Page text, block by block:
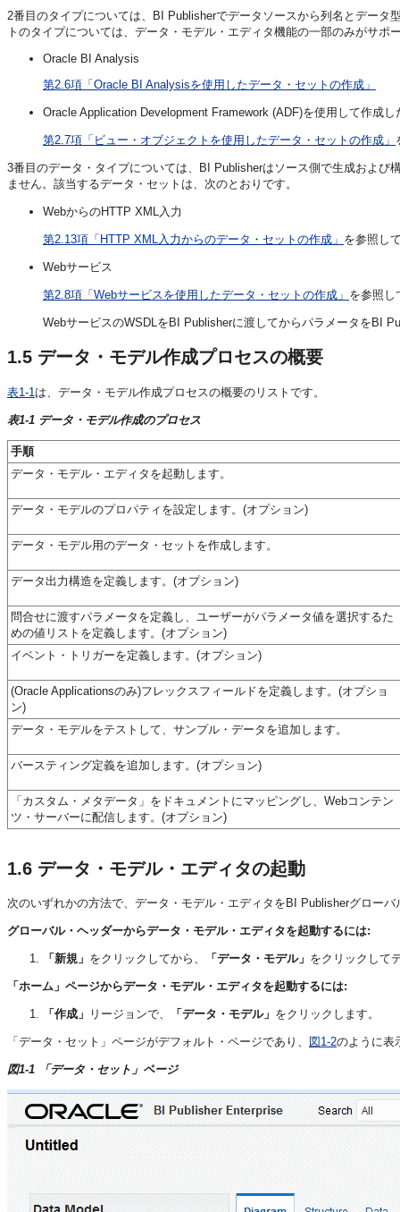
2番目のタイプについては、BI Publisherでデータソースから列名とデー
トのタイプについては、データ・モデル・エディタ機能の一部のみがサ
Oracle BI Analysis
第2.6項「Oracle BI Analysisを使用したデータ・セットの作成」
Oracle Application Development Framework (ADF)を使用して作成
第2.7項「ビュー・オブジェクトを使用したデータ・セットの作成」
3番目のデータ・タイプについては、BI Publisherはソース側で生成およ
ません。該当するデータ・セットは、次のとおりです。
WebからのHTTP XML入力
第2.13項「HTTP XML入力からのデータ・セットの作成」 を参照し
Webサービス
第2.8項「Webサービスを使用したデータ・セットの作成」 を参照し
WebサービスのWSDLをBI Publisherに渡してからパラメータをBI
1.5 データ・モデル作成プロセスの概要
表1-1 は、データ・モデル作成プロセスの概要のリストです。
表1-1 データ・モデル作成のプロセス
手順
データ・モデル・エディタを起動します。
データ・モデルのプロパティを設定します。(オプション)
データ・モデル用のデータ・セットを作成します。
データ出力構造を定義します。(オプション)
問合せに渡すパラメータを定義し、ユーザーがパラメータ値を選択するた
めの値リストを定義します。(オプション)
イベント・トリガーを定義します。(オプション)
(Oracle Applicationsのみ)フレックスフィールドを定義します。(オプショ
ン)
データ・モデルをテストして、サンプル・データを追加します。
バースティング定義を追加します。(オプション)
「カスタム・メタデータ」をドキュメントにマッピングし、Webコンテン
ツ・サーバーに配信します。(オプション)
1.6 データ・モデル・エディタの起動
次のいずれかの方法で、データ・モデル・エディタをBI Publisherグロー
グローバル・ヘッダーからデータ・モデル・エディタを起動するには:
「新規」 をクリックしてから、 「データ・モデル」 をクリックして
「ホーム」ページからデータ・モデル・エディタを起動するには:
「作成」 リージョンで、 「データ・モデル」 をクリックします。
「データ・セット」ページがデフォルト・ページであり、 図1-2のように表
図1-1 「データ・セット」ページ